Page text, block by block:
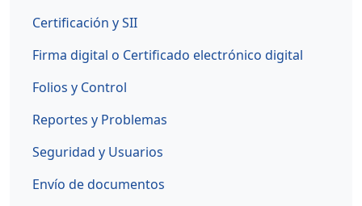
Certificación y SII
Firma digital o Certificado electrónico digital
Folios y Control
Reportes y Problemas
Seguridad y Usuarios
Envío de documentos